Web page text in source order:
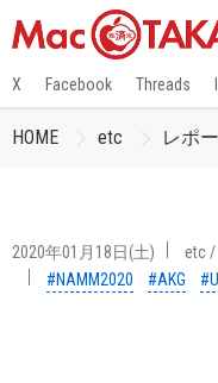
X Facebook Threads
HOME etc レポ
2020年01月18日(土) etc/
#NAMM2020
#AKG